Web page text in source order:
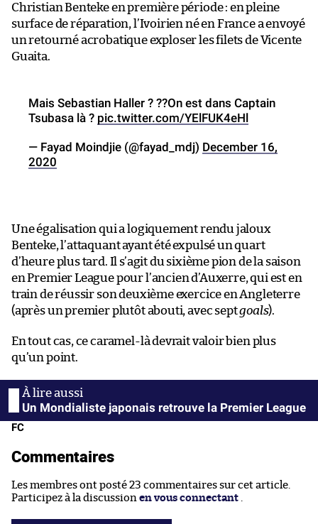
Christian Benteke en première période : en pleine
surface de réparation, l’Ivoirien né en France a envoyé
un retourné acrobatique exploser les filets de Vicente
Guaita.
Mais Sebastian Haller ? ??On est dans Captain
Tsubasa là ? pic.twitter.com/YElFUK4eHl
— Fayad Moindjie (@fayad_mdj) December 16,
2020
Une égalisation qui a logiquement rendu jaloux
Benteke, l’attaquant ayant été expulsé un quart
d’heure plus tard. Il s’agit du sixième pion de la saison
en Premier League pour l’ancien d’Auxerre, qui est en
train de réussir son deuxième exercice en Angleterre
(après un premier plutôt abouti, avec septgoals).
En tout cas, ce caramel-là devrait valoir bien plus
qu’un point.
Un Mondialiste japonais retrouve la Premier League
FC
Commentaires
Les membres ont posté 23 commentaires sur cet article.
Participez à la discussion en vous connectant